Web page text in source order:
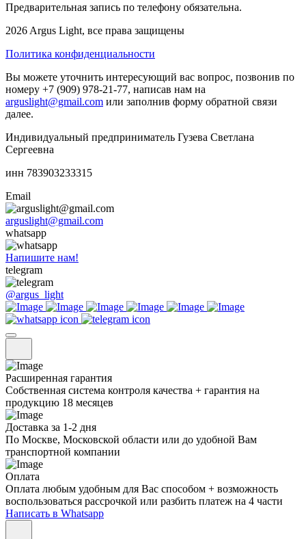
Предварительная запись по телефону обязательна.
2026 Argus Light, все права защищены
Политика конфиденциальности
Вы можете уточнить интересующий вас вопрос, позвонив по
номеру +7 (909) 978-21-77, написав нам на
arguslight@gmail.com или заполнив форму обратной связи
далее.
Индивидуальный предприниматель Гузева Светлана
Сергеевна
инн 783903233315
Email
arguslight@gmail.com
whatsapp
Напишите нам!
telegram
@argus_light
Расширенная гарантия
Собственная система контроля качества + гарантия на
продукцию 18 месяцев
Доставка за 1-2 дня
По Москве, Московской области или до удобной Вам
транспортной компании
Оплата
Оплата любым удобным для Вас способом + возможность
воспользоваться рассрочкой или разбить платеж на 4 части
Написать в Whatsapp